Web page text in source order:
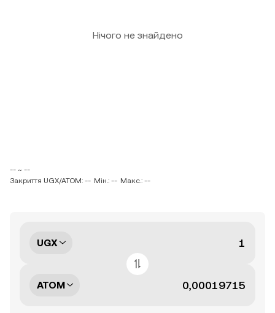
Нічого не знайдено
-- ~ --
Закриття UGX/ATOM: -- Мін.: -- Макс.: --
UGX
ATOM